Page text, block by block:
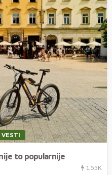
VESTI
to popularnije
1.55K